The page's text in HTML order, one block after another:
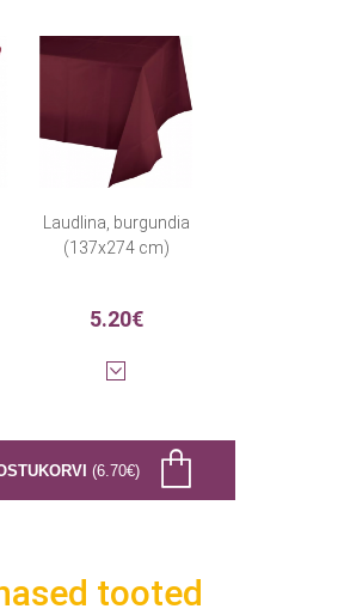
Laudlina, burgundia
(137x274 cm)
5.20€
(6.70€)
tooted